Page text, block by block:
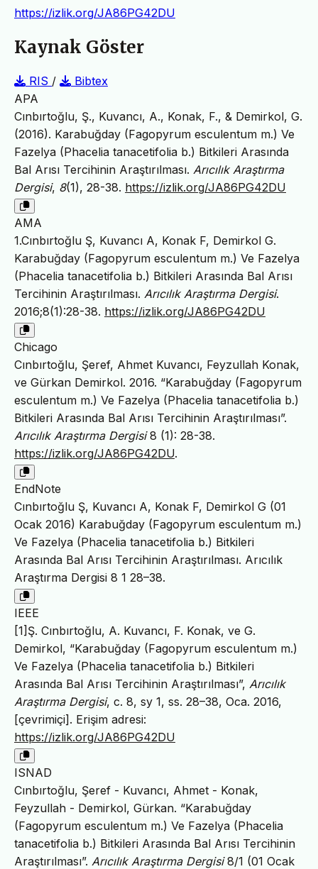
https://izlik.org/JA86PG42DU
Kaynak Göster
RIS /
Bibtex
APA
Cınbırtoğlu, Ş., Kuvancı, A., Konak, F., & Demirkol, G.
(2016). Karabuğday (Fagopyrum esculentum m.) Ve
Fazelya (Phacelia tanacetifolia b.) Bitkileri Arasında
Bal Arısı Tercihinin Araştırılması. Arıcılık Araştırma
Dergisi, 8(1), 28-38. https://izlik.org/JA86PG42DU
AMA
1.Cınbırtoğlu Ş, Kuvancı A, Konak F, Demirkol G.
Karabuğday (Fagopyrum esculentum m.) Ve Fazelya
(Phacelia tanacetifolia b.) Bitkileri Arasında Bal Arısı
Tercihinin Araştırılması. Arıcılık Araştırma Dergisi.
2016;8(1):28-38. https://izlik.org/JA86PG42DU
Chicago
Cınbırtoğlu, Şeref, Ahmet Kuvancı, Feyzullah Konak,
ve Gürkan Demirkol. 2016. “Karabuğday (Fagopyrum
esculentum m.) Ve Fazelya (Phacelia tanacetifolia b.)
Bitkileri Arasında Bal Arısı Tercihinin Araştırılması”.
Arıcılık Araştırma Dergisi8 (1): 28-38.
https://izlik.org/JA86PG42DU.
EndNote
Cınbırtoğlu Ş, Kuvancı A, Konak F, Demirkol G (01
Ocak 2016) Karabuğday (Fagopyrum esculentum m.)
Ve Fazelya (Phacelia tanacetifolia b.) Bitkileri
Arasında Bal Arısı Tercihinin Araştırılması. Arıcılık
Araştırma Dergisi 8 1 28–38.
IEEE
[1]Ş. Cınbırtoğlu, A. Kuvancı, F. Konak, ve G.
Demirkol, “Karabuğday (Fagopyrum esculentum m.)
Ve Fazelya (Phacelia tanacetifolia b.) Bitkileri
Arasında Bal Arısı Tercihinin Araştırılması”, Arıcılık
Araştırma Dergisi, c. 8, sy 1, ss. 28–38, Oca. 2016,
[çevrimiçi]. Erişim adresi:
https://izlik.org/JA86PG42DU
ISNAD
Cınbırtoğlu, Şeref - Kuvancı, Ahmet - Konak,
Feyzullah - Demirkol, Gürkan. “Karabuğday
(Fagopyrum esculentum m.) Ve Fazelya (Phacelia
tanacetifolia b.) Bitkileri Arasında Bal Arısı Tercihinin
Araştırılması”. Arıcılık Araştırma Dergisi8/1 (01 Ocak